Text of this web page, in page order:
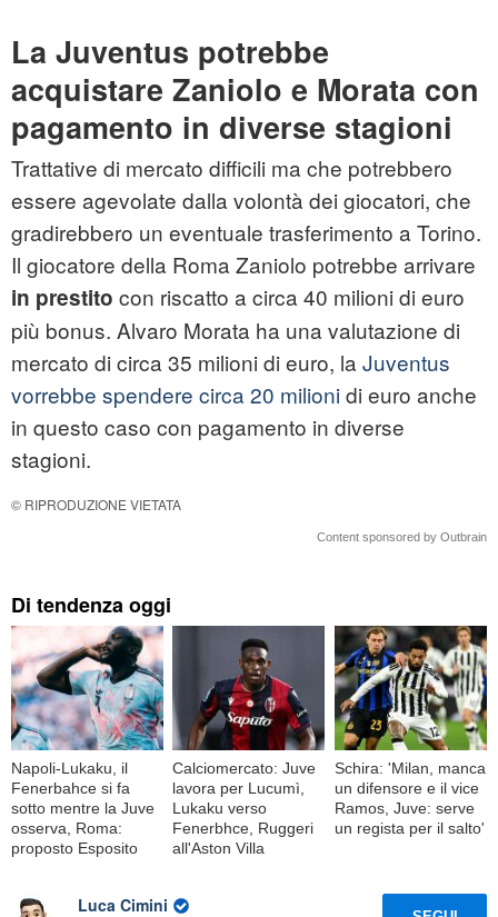
La Juventus potrebbe
acquistare Zaniolo e Morata con
pagamento in diverse stagioni
Trattative di mercato difficili ma che potrebbero
essere agevolate dalla volontà dei giocatori, che
gradirebbero un eventuale trasferimento a Torino.
Il giocatore della Roma Zaniolo potrebbe arrivare
in prestito con riscatto a circa 40 milioni di euro
più bonus. Alvaro Morata ha una valutazione di
mercato di circa 35 milioni di euro, la Juventus
vorrebbe spendere circa 20 milionidi euro anche
in questo caso con pagamento in diverse
stagioni.
© RIPRODUZIONE VIETATA
Content sponsored by Outbrain
Di tendenza oggi
Napoli-Lukaku, il
Fenerbahce si fa
sotto mentre la Juve
osserva, Roma:
proposto Esposito
Calciomercato: Juve
lavora per Lucumì,
Lukaku verso
Fenerbhce, Ruggeri
all'Aston Villa
Schira: 'Milan, manca
un difensore e il vice
Ramos, Juve: serve
un regista per il salto'
Luca Cimini